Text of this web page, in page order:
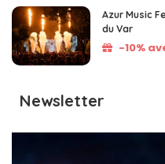
Azur Music
du Var
-10%
Newsletter